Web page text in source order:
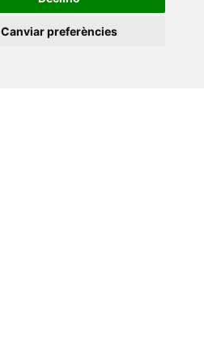
Canviar preferències